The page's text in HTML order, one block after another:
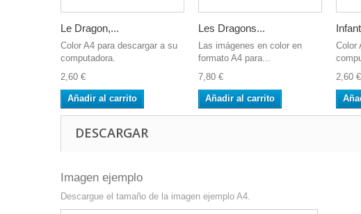
Le Dragon,...
Color A4 para descargar a su
computadora.
2,60 €
Añadir al carrito
Les Dragons...
Las imágenes en color en
formato A4 para...
7,80 €
Añadir al carrito
Color
2,60 €
DESCARGAR
Imagen ejemplo
Descargue el tamaño de la imagen ejemplo A4.